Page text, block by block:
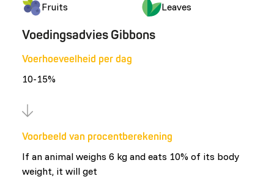
Fruits Leaves
Voedingsadvies Gibbons
Voerhoeveelheid per dag
10-15%
Voorbeeld van procentberekening
If an animal weighs 6 kg and eats 10% of its body
weight, it will get